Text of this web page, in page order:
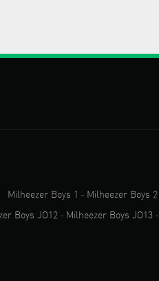
Milheezer Boys 1 - Milheezer Boys 2
Boys JO12 - Milheezer Boys JO13 -